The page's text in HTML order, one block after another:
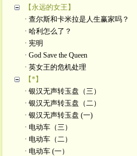
【永远的女王】
· 查尔斯和卡米拉是人生赢家吗？
· 哈利怎么了？
· 宪明
· God Save the Queen
· 英女王的危机处理
【*】
· 银汉无声转玉盘（三）
· 银汉无声转玉盘（二）
· 银汉无声转玉盘 (一)
· 电动车（三）
· 电动车（二）
· 电动车 (一）